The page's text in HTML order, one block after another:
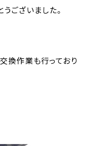
ございました。
換作業も行っており